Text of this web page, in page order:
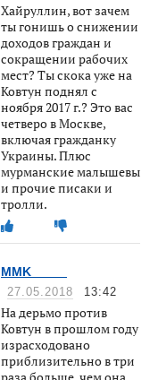
Хайруллин, вот зачем
ты гонишь о снижении
доходов граждан и
сокращении рабочих
мест? Ты скока уже на
Ковтун поднял с
ноября 2017 г.? Это вас
четверо в Москве,
включая гражданку
Украины. Плюс
мурманские малышевы
и прочие писаки и
тролли.
MMK_____
27.05.2018 13:42
На дерьмо против
Ковтун в прошлом году
израсходовано
приблизительно в три
раза больше, чем она